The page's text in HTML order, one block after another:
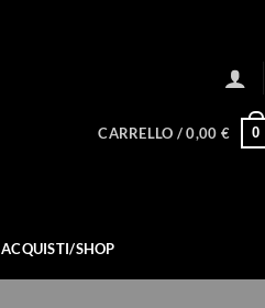
CARRELLO /0,00 € 0
ACQUISTI/SHOP